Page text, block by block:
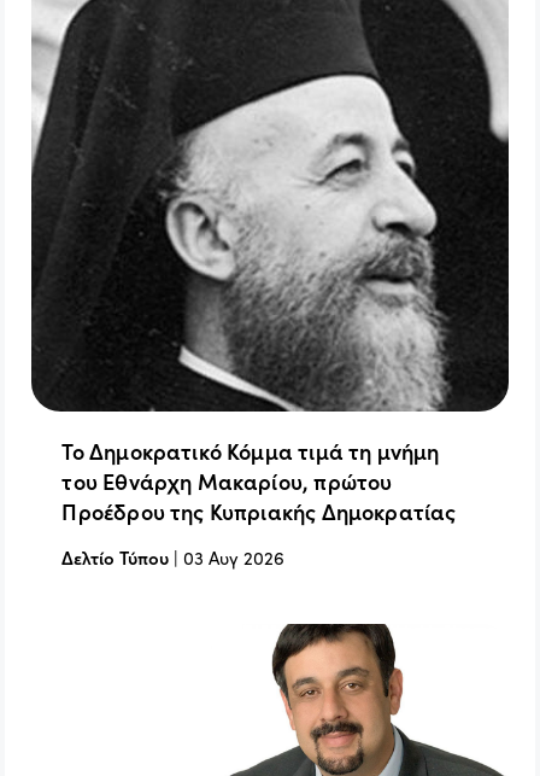
Το Δημοκρατικό Κόμμα τιμά τη μνήμη
του Εθνάρχη Μακαρίου, πρώτου
Προέδρου της Κυπριακής Δημοκρατίας
Δελτίο Τύπου |03 Αυγ 2026